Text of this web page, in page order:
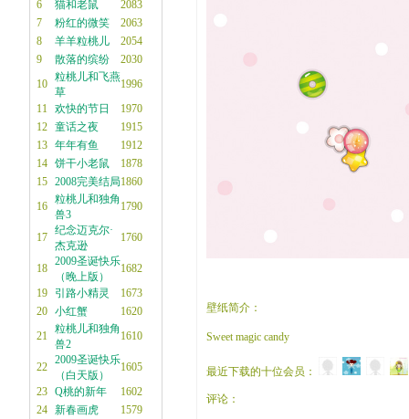
6
猫和老鼠
2083
7
粉红的微笑
2063
8
羊羊粒桃儿
2054
9
散落的缤纷
2030
10
粒桃儿和飞燕
草
1996
11
欢快的节日
1970
12 童话之夜
1915
13 年年有鱼
1912
14 饼干小老鼠
1878
15 2008完美结局1860
16
粒桃儿和独角
兽3
1790
17
纪念迈克尔·
杰克逊
1760
18
2009圣诞快乐
（晚上版）
1682
19
引路小精灵
1673
20 小红蟹
1620
21
粒桃儿和独角
兽2
1610
22
2009圣诞快乐
（白天版）
1605
23 Q桃的新年
1602
24 新春画虎
1579
壁纸简介：
Sweet magic candy
最近下载的十位会员：
评论：